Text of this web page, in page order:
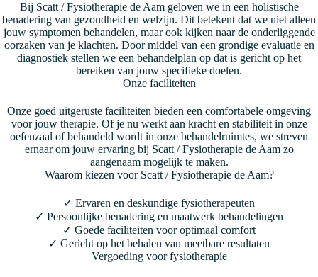
Bij Scatt / Fysiotherapie de Aam geloven we in een holistische
benadering van gezondheid en welzijn. Dit betekent dat we niet alleen
jouw symptomen behandelen, maar ook kijken naar de onderliggende
oorzaken van je klachten. Door middel van een grondige evaluatie en
diagnostiek stellen we een behandelplan op dat is gericht op het
bereiken van jouw specifieke doelen.
Onze faciliteiten
Onze goed uitgeruste faciliteiten bieden een comfortabele omgeving
voor jouw therapie. Of je nu werkt aan kracht en stabiliteit in onze
oefenzaal of behandeld wordt in onze behandelruimtes, we streven
ernaar om jouw ervaring bij Scatt / Fysiotherapie de Aam zo
aangenaam mogelijk te maken.
Waarom kiezen voor Scatt / Fysiotherapie de Aam?
✓ Ervaren en deskundige fysiotherapeuten
✓ Persoonlijke benadering en maatwerk behandelingen
✓ Goede faciliteiten voor optimaal comfort
✓ Gericht op het behalen van meetbare resultaten
Vergoeding voor fysiotherapie